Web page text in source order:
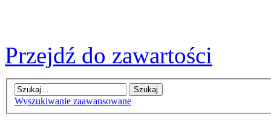
Przejdź do zawartości
Wyszukiwanie zaawansowane